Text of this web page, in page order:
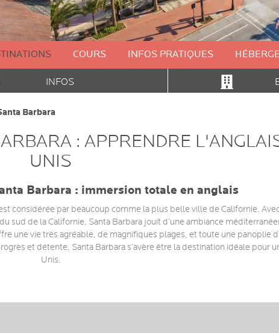
COURS INFOS PRATIQUES
INFOS
Barbara
: APPRENDRE
UNIS
Barbara : immersion totale en anglais
considérée par beaucoup comme la plus belle ville de Californie.
sud de la Californie, Santa Barbara jouit d’une ambiance
une vie très agréable, de magnifiques plages, et toute une panoplie
et détente, Santa Barbara s’avère être la destination idéale pour
Unis.